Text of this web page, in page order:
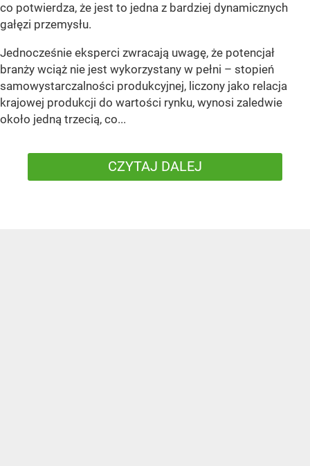
co potwierdza, że jest to jedna z bardziej dynamicznych
gałęzi przemysłu.
Jednocześnie eksperci zwracają uwagę, że potencjał
branży wciąż nie jest wykorzystany w pełni – stopień
samowystarczalności produkcyjnej, liczony jako relacja
krajowej produkcji do wartości rynku, wynosi zaledwie
około jedną trzecią, co...
CZYTAJ DALEJ